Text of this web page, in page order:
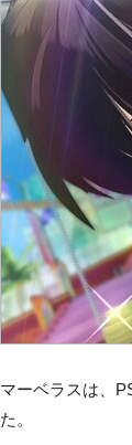
マーベラスは、
た。